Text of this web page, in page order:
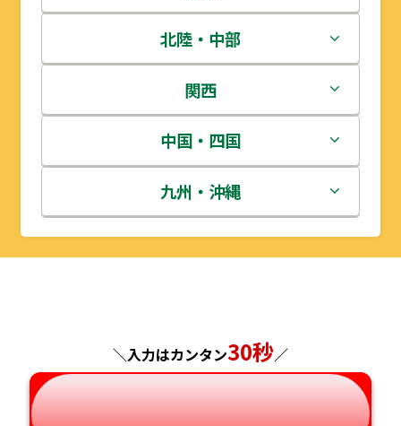
青森県
岩手県
宮城県
秋田県
山形県
茨城県
栃木県
群馬県
埼玉県
千葉県
北陸・中部
新潟県
富山県
石川県
福井県
関西
三重県
滋賀県
京都府
奈良県
中国・四国
鳥取県
島根県
山口県
九州・沖縄
福岡県
熊本県
＼入力はカンタン30秒／